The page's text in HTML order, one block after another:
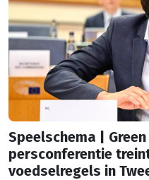
Speelschema |
persconferentie
voedselregels in